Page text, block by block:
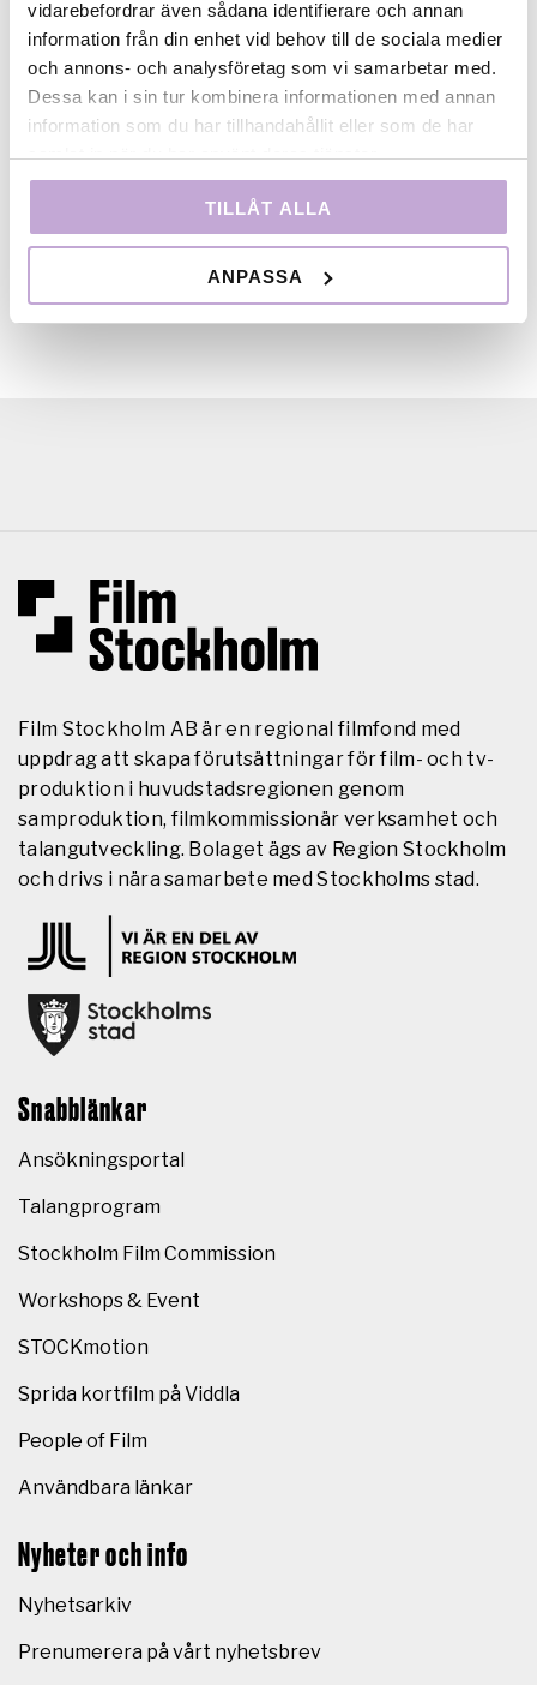
vidarebefordrar även sådana identifierare och annan
information från din enhet vid behov till de sociala medier
och annons- och analysföretag som vi samarbetar med.
Dessa kan i sin tur kombinera informationen med annan
information som du har tillhandahållit eller som de har
samlat in när du har använt deras tjänster.
TILLÅT ALLA
ANPASSA
presenteras dokumentärer från hela världen som
annars inte skulle nå en svensk publik och Tempo
utgör ett unikt forum för att samlat presentera
dokumentära verk över genregränser – film, radio,
foto och mer experimentella uttrycksformer.Läs
merwww.tempofestival.se
Film Stockholm AB är en regional filmfond med
uppdrag att skapa förutsättningar för film- och tv-
produktion i huvudstadsregionen genom
samproduktion, filmkommissionär verksamhet och
talangutveckling. Bolaget ägs av Region Stockholm
och drivs i nära samarbete med Stockholms stad.
Snabblänkar
Ansökningsportal
Talangprogram
Stockholm Film Commission
Workshops & Event
STOCKmotion
Sprida kortfilm på Viddla
People of Film
Användbara länkar
Nyheter och info
Nyhetsarkiv
Prenumerera på vårt nyhetsbrev